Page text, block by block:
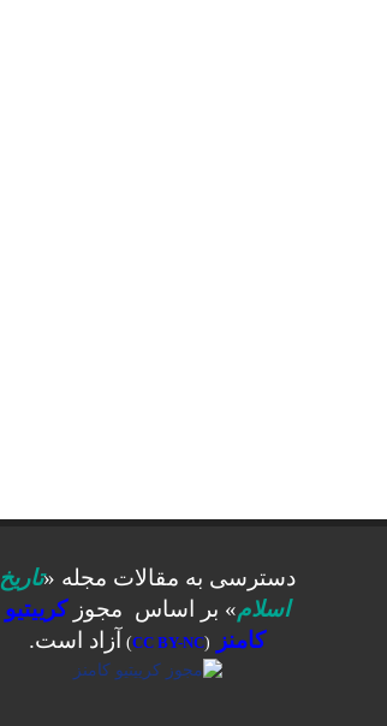
دسترسی به مقالات مجله «تاریخ
اسلام» بر اساس مجوزکرییتیو
کامنز
(
CC BY-NC
) آزاد است.